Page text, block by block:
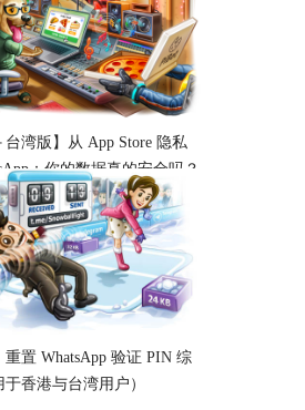
台湾版】从 App Store 隐私
：你的数据真的安全吗？
重置 WhatsApp 验证 PIN 综
香港与台湾用户）